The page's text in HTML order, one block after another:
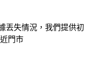
丟失情況，我們提供初
門市